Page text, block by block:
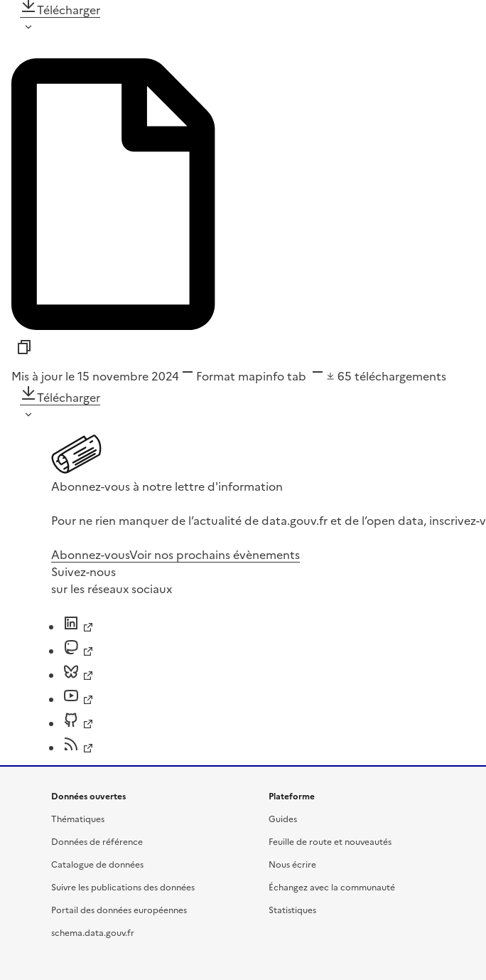
Télécharger
Mis à jour le 15 novembre 2024 Format mapinfo tab 65 téléchargements
Télécharger
Abonnez-vous à notre lettre d'information
Pour ne rien manquer de l’actualité de data.gouv.fr et de l’open data,
Abonnez-vousVoir nos prochains évènements
Suivez-nous
sur les réseaux sociaux
Données ouvertes
Thématiques
Données de référence
Catalogue de données
Suivre les publications des données
Portail des données européennes
schema.data.gouv.fr
Plateforme
Guides
Feuille de route et nouveautés
Nous écrire
Échangez avec la communauté
Statistiques